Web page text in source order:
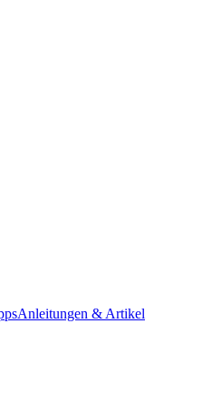
Anleitungen & Artikel